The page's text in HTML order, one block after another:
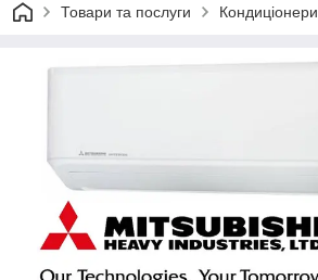
Товари та послуги Кондиціонери